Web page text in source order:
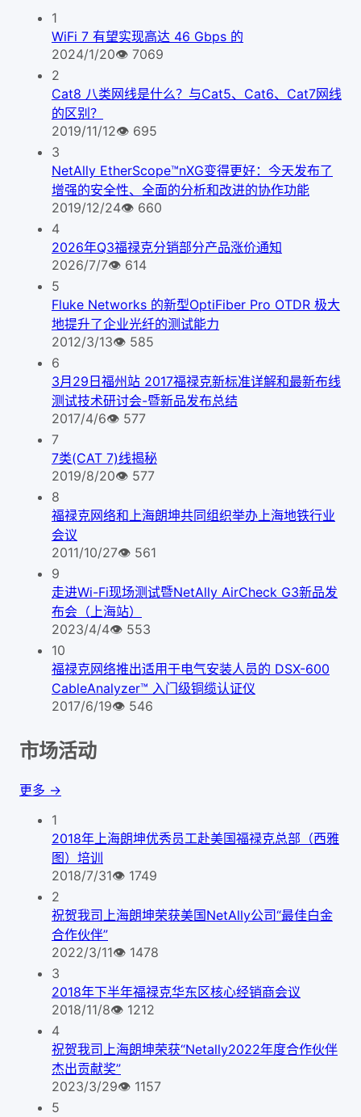
1
WiFi 7 有望实现高达 46 Gbps 的
2024/1/20👁 7069
2
Cat8 八类网线是什么？与Cat5、Cat6、Cat7网线
的区别？
2019/11/12👁 695
3
NetAlly EtherScope™nXG变得更好：今天发布了
增强的安全性、全面的分析和改进的协作功能
2019/12/24👁 660
4
2026年Q3福禄克分销部分产品涨价通知
2026/7/7👁 614
5
Fluke Networks 的新型OptiFiber Pro OTDR 极大
地提升了企业光纤的测试能力
2012/3/13👁 585
6
3月29日福州站 2017福禄克新标准详解和最新布线
测试技术研讨会-暨新品发布总结
2017/4/6👁 577
7
7类(CAT 7)线揭秘
2019/8/20👁 577
8
福禄克网络和上海朗坤共同组织举办上海地铁行业
会议
2011/10/27👁 561
9
走进Wi-Fi现场测试暨NetAlly AirCheck G3新品发
布会（上海站）
2023/4/4👁 553
10
福禄克网络推出适用于电气安装人员的 DSX-600
CableAnalyzer™ 入门级铜缆认证仪
2017/6/19👁 546
市场活动
更多 →
1
2018年上海朗坤优秀员工赴美国福禄克总部（西雅
图）培训
2018/7/31👁 1749
2
祝贺我司上海朗坤荣获美国NetAlly公司“最佳白金
合作伙伴”
2022/3/11👁 1478
3
2018年下半年福禄克华东区核心经销商会议
2018/11/8👁 1212
4
祝贺我司上海朗坤荣获“Netally2022年度合作伙伴
杰出贡献奖”
2023/3/29👁 1157
5